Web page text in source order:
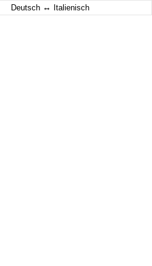
Deutsch ↔ Italienisch